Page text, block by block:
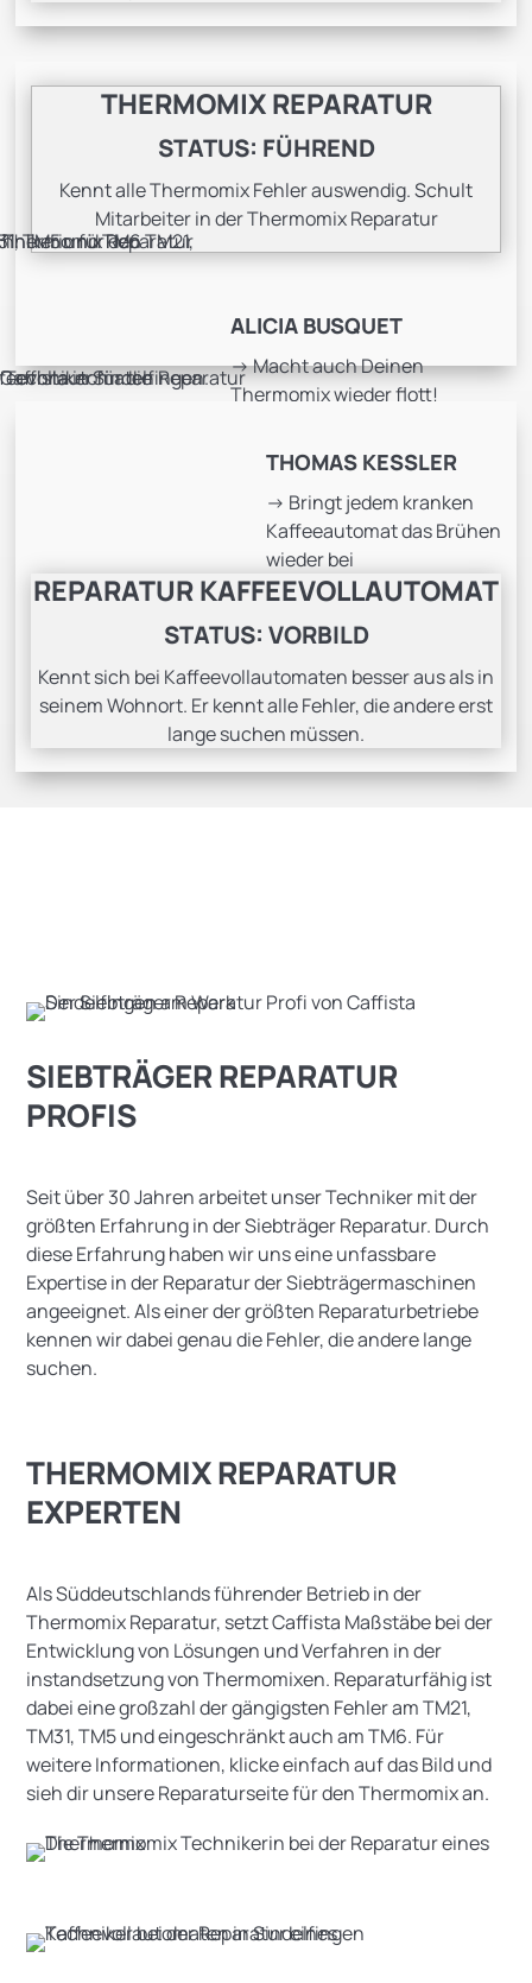
THERMOMIX REPARATUR
STATUS: FÜHREND
Kennt alle Thermomix Fehler auswendig. Schult
Mitarbeiter in der Thermomix Reparatur
ALICIA BUSQUET
-> Macht auch Deinen
Thermomix wieder flott!
THOMAS KESSLER
-> Bringt jedem kranken
Kaffeeautomat das Brühen
wieder bei
REPARATUR KAFFEEVOLLAUTOMAT
STATUS: VORBILD
Kennt sich bei Kaffeevollautomaten besser aus als in
seinem Wohnort. Er kennt alle Fehler, die andere erst
lange suchen müssen.
SIEBTRÄGER REPARATUR
PROFIS
Seit über 30 Jahren arbeitet unser Techniker mit der
größten Erfahrung in der Siebträger Reparatur. Durch
diese Erfahrung haben wir uns eine unfassbare
Expertise in der Reparatur der Siebträgermaschinen
angeeignet. Als einer der größten Reparaturbetriebe
kennen wir dabei genau die Fehler, die andere lange
suchen.
THERMOMIX REPARATUR
EXPERTEN
Als Süddeutschlands führender Betrieb in der
Thermomix Reparatur, setzt Caffista Maßstäbe bei der
Entwicklung von Lösungen und Verfahren in der
instandsetzung von Thermomixen. Reparaturfähig ist
dabei eine großzahl der gängigsten Fehler am TM21,
TM31, TM5 und eingeschränkt auch am TM6. Für
weitere Informationen, klicke einfach auf das Bild und
sieh dir unsere Reparaturseite für den Thermomix an.